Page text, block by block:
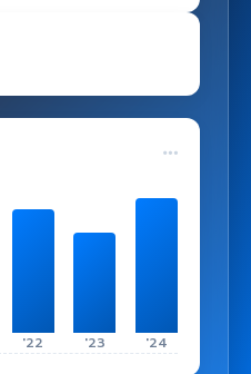
'22 '23 '24